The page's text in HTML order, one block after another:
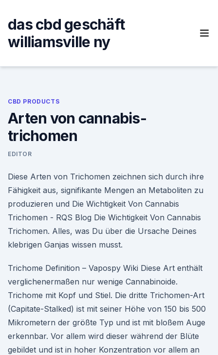
content
das cbd geschäft
williamsville ny
CBD PRODUCTS
Arten von cannabis-
trichomen
EDITOR
Diese Arten von Trichomen zeichnen sich durch ihre
Fähigkeit aus, signifikante Mengen an Metaboliten zu
produzieren und Die Wichtigkeit Von Cannabis
Trichomen - RQS Blog Die Wichtigkeit Von Cannabis
Trichomen. Alles, was Du über die Ursache Deines
klebrigen Ganjas wissen musst.
Trichome Definition – Vapospy Wiki Diese Art enthält
verglichenermaßen nur wenige Cannabinoide.
Trichome mit Kopf und Stiel. Die dritte Trichomen-Art
(Capitate-Stalked) ist mit seiner Höhe von 150 bis 500
Mikrometern der größte Typ und ist mit bloßem Auge
erkennbar. Vor allem wird dieser während der Blüte
gebildet und ist in hoher Konzentration vor allem an